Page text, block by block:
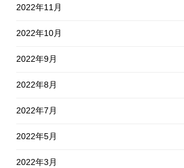
2022年11月
2022年10月
2022年9月
2022年8月
2022年7月
2022年5月
2022年3月